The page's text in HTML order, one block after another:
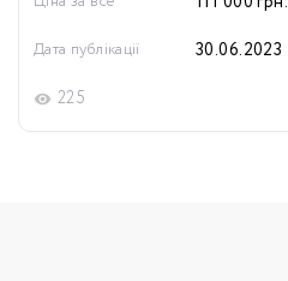
225
Дата публікації 30.06.2023